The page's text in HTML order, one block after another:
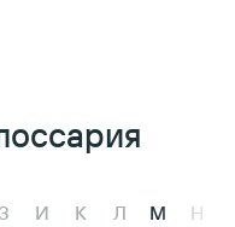
И К Л М Н